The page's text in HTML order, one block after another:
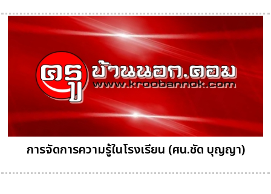
การจัดการความรู้ในโรงเรียน (ศน.ชัด บุญญา)